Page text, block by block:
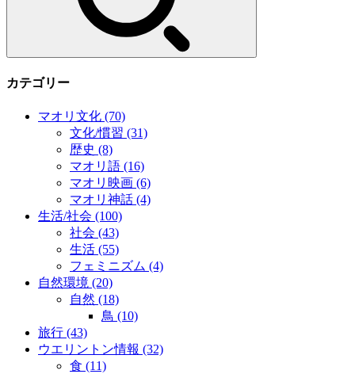
カテゴリー
マオリ文化 (70)
文化/慣習 (31)
歴史 (8)
マオリ語 (16)
マオリ映画 (6)
マオリ神話 (4)
生活/社会 (100)
社会 (43)
生活 (55)
フェミニズム (4)
自然環境 (20)
自然 (18)
鳥 (10)
旅行 (43)
ウエリントン情報 (32)
食 (11)